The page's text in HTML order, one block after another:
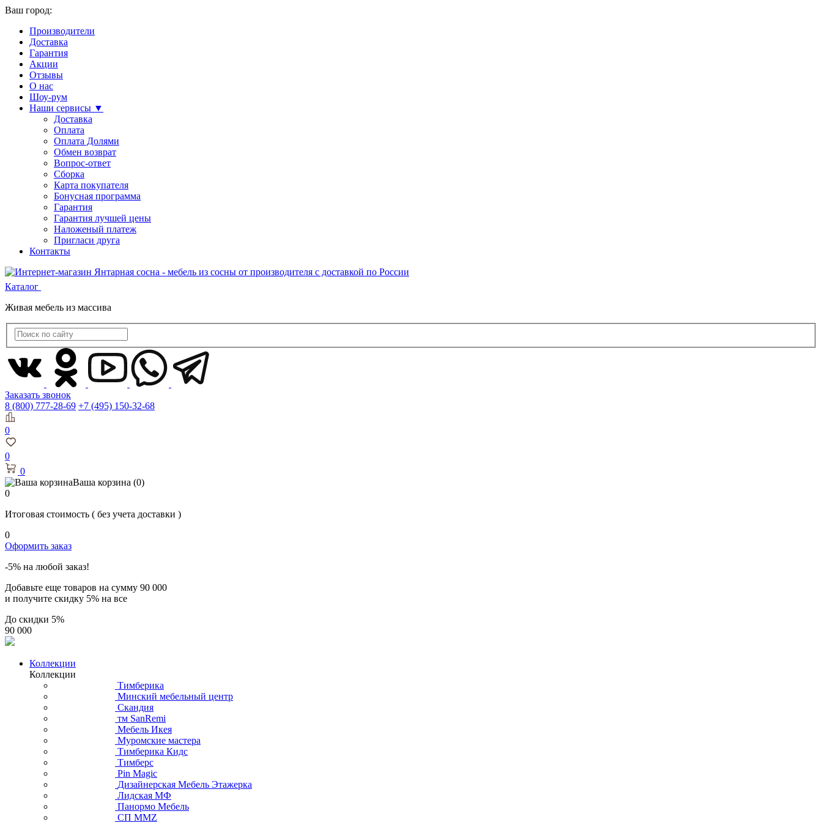
Ваш город:
Производители
Доставка
Гарантия
Акции
Отзывы
О нас
Шоу-рум
Наши сервисы ▼
Доставка
Оплата
Оплата Долями
Обмен возврат
Вопрос-ответ
Сборка
Карта покупателя
Бонусная программа
Гарантия
Гарантия лучшей цены
Наложеный платеж
Пригласи друга
Контакты
Каталог
Живая мебель из массива
Заказать звонок
8 (800) 777-28-69 +7 (495) 150-32-68
0
0
0
Ваша корзина (0)
0
Итоговая стоимость ( без учета доставки )
0
Оформить заказ
-5% на любой заказ!
Добавьте еще товаров на сумму 90 000
и получите скидку 5% на все
До скидки 5%
90 000
Коллекции
Коллекции
Тимберика
Минский мебельный центр
Скандия
тм SanRemi
Мебель Икея
Муромские мастера
Тимберика Кидс
Тимберс
Pin Magic
Дизайнерская Мебель Этажерка
Лидская МФ
Панормо Мебель
СП ММZ